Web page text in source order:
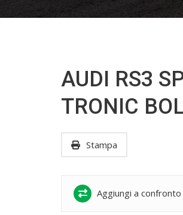
AUDI RS3
TRONIC
Stampa
Aggiungi a confronto